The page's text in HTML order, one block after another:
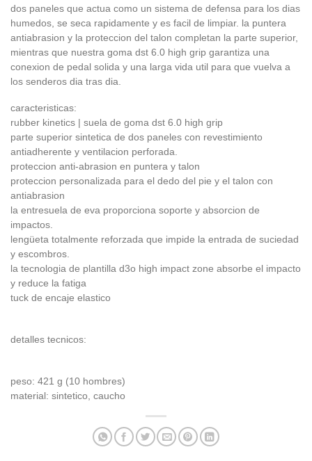
dos paneles que actua como un sistema de defensa para los dias
humedos, se seca rapidamente y es facil de limpiar. la puntera
antiabrasion y la proteccion del talon completan la parte superior,
mientras que nuestra goma dst 6.0 high grip garantiza una
conexion de pedal solida y una larga vida util para que vuelva a
los senderos dia tras dia.
caracteristicas:
rubber kinetics | suela de goma dst 6.0 high grip
parte superior sintetica de dos paneles con revestimiento
antiadherente y ventilacion perforada.
proteccion anti-abrasion en puntera y talon
proteccion personalizada para el dedo del pie y el talon con
antiabrasion
la entresuela de eva proporciona soporte y absorcion de
impactos.
lengüeta totalmente reforzada que impide la entrada de suciedad
y escombros.
la tecnologia de plantilla d3o high impact zone absorbe el impacto
y reduce la fatiga
tuck de encaje elastico
detalles tecnicos:
peso: 421 g (10 hombres)
material: sintetico, caucho